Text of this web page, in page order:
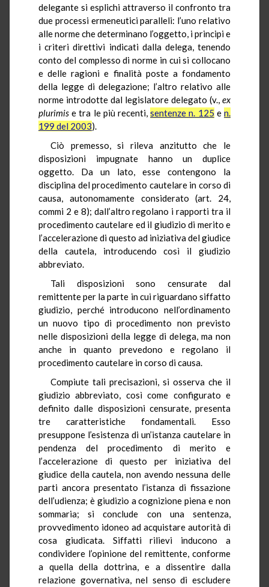
delegante si esplichi attraverso il confronto tra
due processi ermeneutici paralleli: l’uno relativo
alle norme che determinano l’oggetto, i principi e
i criteri direttivi indicati dalla delega, tenendo
conto del complesso di norme in cui si collocano
e delle ragioni e finalità poste a fondamento
della legge di delegazione; l’altro relativo alle
norme introdotte dal legislatore delegato (v., ex
plurimis e tra le più recenti,sentenze n. 125 en.
199 del 2003).
Ciò premesso, si rileva anzitutto che le
disposizioni impugnate hanno un duplice
oggetto. Da un lato, esse contengono la
disciplina del procedimento cautelare in corso di
causa, autonomamente considerato (art. 24,
commi 2 e 8); dall’altro regolano i rapporti tra il
procedimento cautelare ed il giudizio di merito e
l’accelerazione di questo ad iniziativa del giudice
della cautela, introducendo così il giudizio
abbreviato.
Tali disposizioni sono censurate dal
remittente per la parte in cui riguardano siffatto
giudizio, perché introducono nell’ordinamento
un nuovo tipo di procedimento non previsto
nelle disposizioni della legge di delega, ma non
anche in quanto prevedono e regolano il
procedimento cautelare in corso di causa.
Compiute tali precisazioni, si osserva che il
giudizio abbreviato, così come configurato e
definito dalle disposizioni censurate, presenta
tre caratteristiche fondamentali. Esso
presuppone l’esistenza di un’istanza cautelare in
pendenza del procedimento di merito e
l’accelerazione di questo per iniziativa del
giudice della cautela, non avendo nessuna delle
parti ancora presentato l’istanza di fissazione
dell’udienza; è giudizio a cognizione piena e non
sommaria; si conclude con una sentenza,
provvedimento idoneo ad acquistare autorità di
cosa giudicata. Siffatti rilievi inducono a
condividere l’opinione del remittente, conforme
a quella della dottrina, e a dissentire dalla
relazione governativa, nel senso di escludere